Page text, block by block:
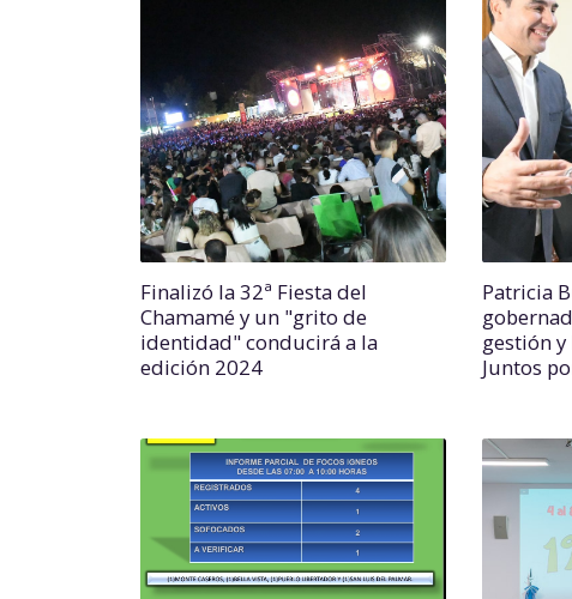
Finalizó la 32ª Fiesta del
Chamamé y un "grito de
identidad" conducirá a la
edición 2024
Patricia
gestión
Juntos